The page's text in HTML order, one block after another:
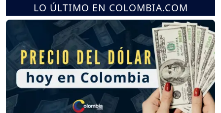
LO ÚLTIMO EN COLOMBIA.COM